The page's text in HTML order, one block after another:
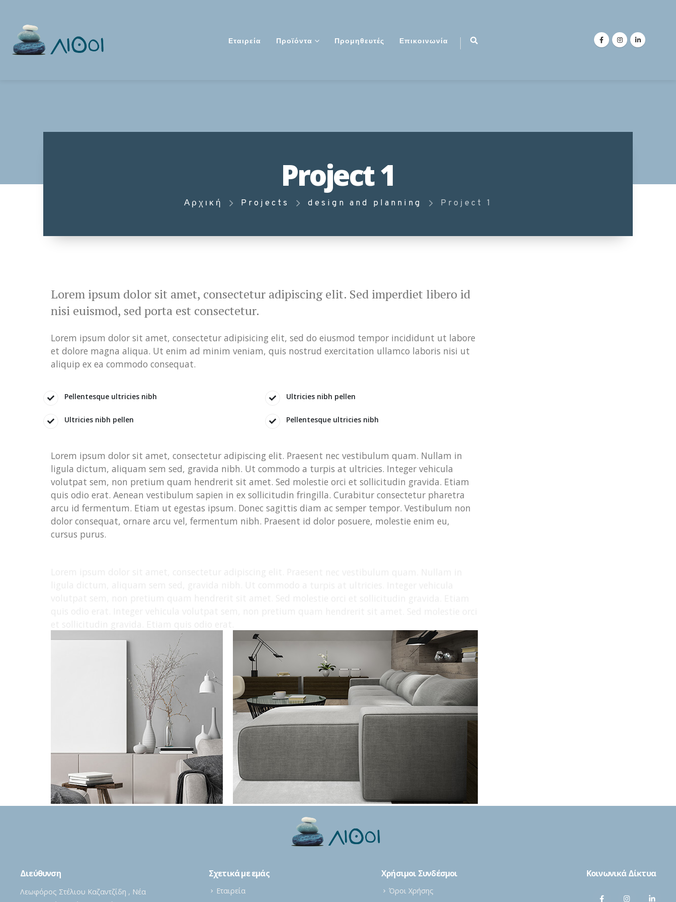
Εταιρεία Προϊόντα Προμηθευτές Επικοινωνία
Project 1
Αρχική Projects design and planning Project 1
Lorem ipsum dolor sit amet, consectetur adipiscing elit. Sed imperdiet libero id
nisi euismod, sed porta est consectetur.
Lorem ipsum dolor sit amet, consectetur adipisicing elit, sed do eiusmod tempor incididunt ut labore
et dolore magna aliqua. Ut enim ad minim veniam, quis nostrud exercitation ullamco laboris nisi ut
aliquip ex ea commodo consequat.
Pellentesque ultricies nibh
Ultricies nibh pellen
Ultricies nibh pellen
Pellentesque ultricies nibh
Lorem ipsum dolor sit amet, consectetur adipiscing elit. Praesent nec vestibulum quam. Nullam in
ligula dictum, aliquam sem sed, gravida nibh. Ut commodo a turpis at ultricies. Integer vehicula
volutpat sem, non pretium quam hendrerit sit amet. Sed molestie orci et sollicitudin gravida. Etiam
quis odio erat. Aenean vestibulum sapien in ex sollicitudin fringilla. Curabitur consectetur pharetra
arcu id fermentum. Etiam ut egestas ipsum. Donec sagittis diam ac semper tempor. Vestibulum non
dolor consequat, ornare arcu vel, fermentum nibh. Praesent id dolor posuere, molestie enim eu,
cursus purus.
Διεύθυνση
Λεωφόρος Στέλιου Καζαντζίδη , Νέα
Σχετικά με εμάς
Εταιρεία
Χρήσιμοι Συνδέσμοι
Όροι Χρήσης
Κοινωνικά Δίκτυα